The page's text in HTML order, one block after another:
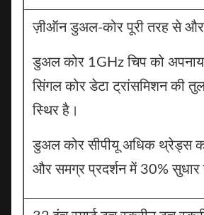
ज़ीऑन डुअल-कोर पूरी तरह से
डुअल कोर 1GHz चिप को
सिंगल कोर डेटा ट्रांसमिशन की
स्थिर है।
डुअल कोर सीपीयू अधिक थ्रेड्स
और समग्र प्रदर्शन में 30% सुधार